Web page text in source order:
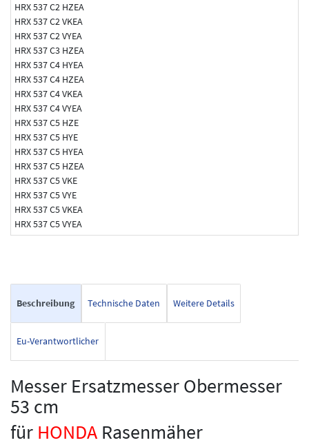
HRX 537 C2 HZEA
HRX 537 C2 VKEA
HRX 537 C2 VYEA
HRX 537 C3 HZEA
HRX 537 C4 HYEA
HRX 537 C4 HZEA
HRX 537 C4 VKEA
HRX 537 C4 VYEA
HRX 537 C5 HZE
HRX 537 C5 HYE
HRX 537 C5 HYEA
HRX 537 C5 HZEA
HRX 537 C5 VKE
HRX 537 C5 VYE
HRX 537 C5 VKEA
HRX 537 C5 VYEA
Beschreibung Technische Daten Weitere Details
Eu-Verantwortlicher
Messer Ersatzmesser Obermesser
53 cm
für HONDA Rasenmäher